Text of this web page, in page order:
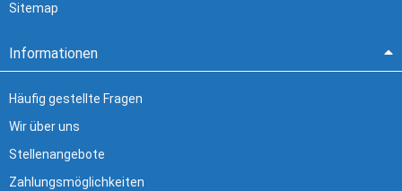
Sitemap
Informationen
Häufig gestellte Fragen
Wir über uns
Stellenangebote
Zahlungsmöglichkeiten